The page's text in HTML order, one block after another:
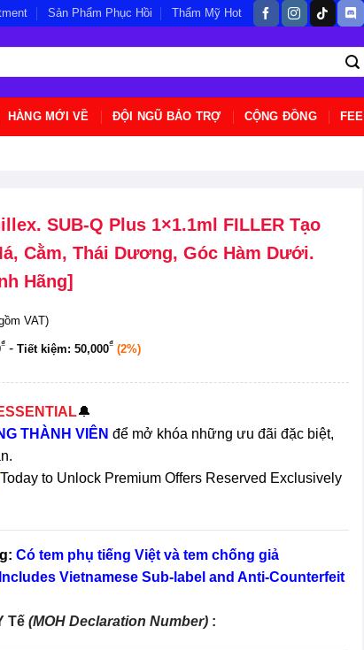
Sản Phẩm Phục Hồi Thẩm Mỹ Hot
HÀNG MỚI VỀ ĐỘI NGŨ BẢO TRỢ CỘNG ĐỒNG
SUB-Q Plus 1×1.1ml FILLER Tạo
Cằm, Thái Dương, Góc Hàm Dưới.
Hãng]
VAT)
₫- Tiết kiệm: 50,000₫ (2%)
🔔
THÀNH VIÊN để mở khóa những ưu đãi đặc biệt,
Today to Unlock Premium Offers Reserved Exclusively
Có tem phụ tiếng Việt và tem chống giả
Includes Vietnamese Sub-label and Anti-Counterfeit
Tế (MOH Declaration Number):